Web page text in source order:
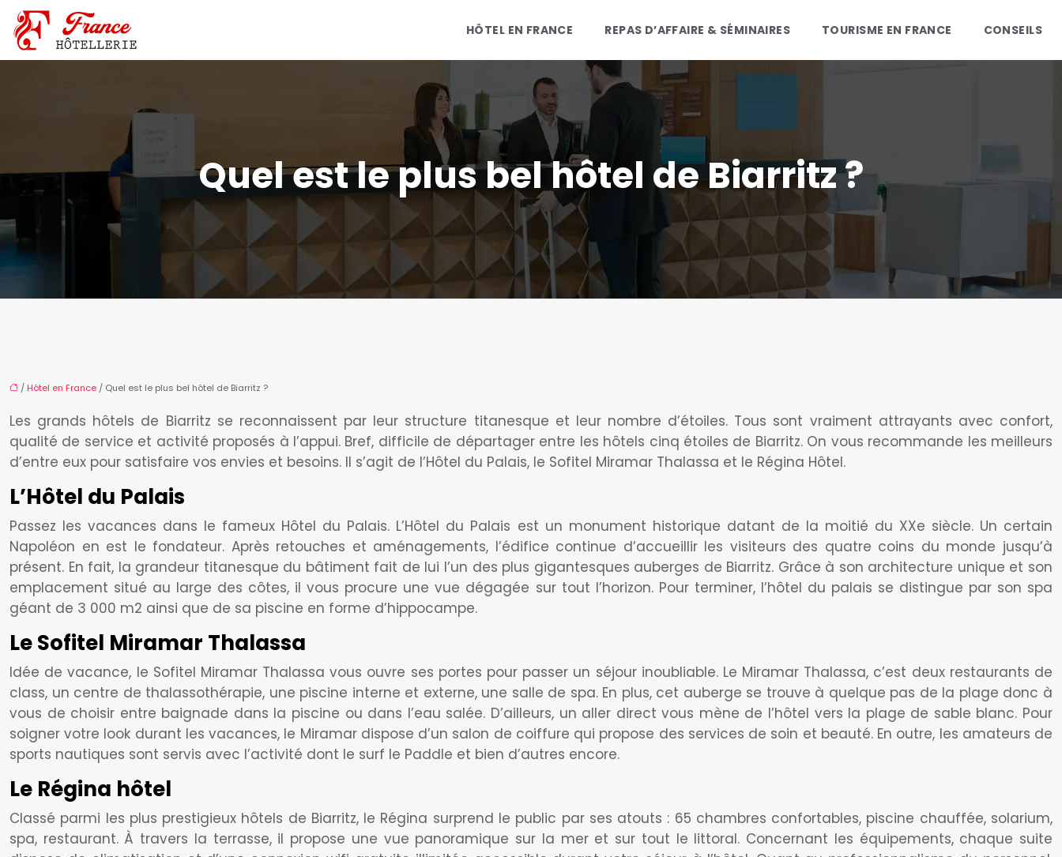
HÔTEL EN FRANCE REPAS D’AFFAIRE & SÉMINAIRES TOURISME EN FRANCE CONSEILS
Quel est le plus bel hôtel de Biarritz ?
/ Hôtel en France / Quel est le plus bel hôtel de Biarritz ?
Les grands hôtels de Biarritz se reconnaissent par leur structure titanesque et leur nombre d’étoiles. Tous sont vraiment attrayants avec confort,
qualité de service et activité proposés à l’appui. Bref, difficile de départager entre les hôtels cinq étoiles de Biarritz. On vous recommande les meilleurs
d’entre eux pour satisfaire vos envies et besoins. Il s’agit de l’Hôtel du Palais, le Sofitel Miramar Thalassa et le Régina Hôtel.
L’Hôtel du Palais
Passez les vacances dans le fameux Hôtel du Palais. L’Hôtel du Palais est un monument historique datant de la moitié du XXe siècle. Un certain
Napoléon en est le fondateur. Après retouches et aménagements, l’édifice continue d’accueillir les visiteurs des quatre coins du monde jusqu’à
présent. En fait, la grandeur titanesque du bâtiment fait de lui l’un des plus gigantesques auberges de Biarritz. Grâce à son architecture unique et son
emplacement situé au large des côtes, il vous procure une vue dégagée sur tout l’horizon. Pour terminer, l’hôtel du palais se distingue par son spa
géant de 3 000 m2 ainsi que de sa piscine en forme d’hippocampe.
Le Sofitel Miramar Thalassa
Idée de vacance, le Sofitel Miramar Thalassa vous ouvre ses portes pour passer un séjour inoubliable. Le Miramar Thalassa, c’est deux restaurants de
class, un centre de thalassothérapie, une piscine interne et externe, une salle de spa. En plus, cet auberge se trouve à quelque pas de la plage donc à
vous de choisir entre baignade dans la piscine ou dans l’eau salée. D’ailleurs, un aller direct vous mène de l’hôtel vers la plage de sable blanc. Pour
soigner votre look durant les vacances, le Miramar dispose d’un salon de coiffure qui propose des services de soin et beauté. En outre, les amateurs de
sports nautiques sont servis avec l’activité dont le surf le Paddle et bien d’autres encore.
Le Régina hôtel
Classé parmi les plus prestigieux hôtels de Biarritz, le Régina surprend le public par ses atouts : 65 chambres confortables, piscine chauffée, solarium,
spa, restaurant. À travers la terrasse, il propose une vue panoramique sur la mer et sur tout le littoral. Concernant les équipements, chaque suite